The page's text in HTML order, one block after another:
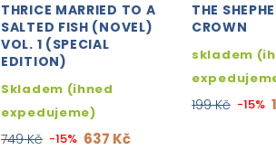
THRICE MARRIED TO A
SALTED FISH (NOVEL)
VOL. 1 (SPECIAL
EDITION)
Skladem (ihned
expedujeme)
749 Kč -15% 637 Kč
THE
CROWN
skladem
199 Kč -15%